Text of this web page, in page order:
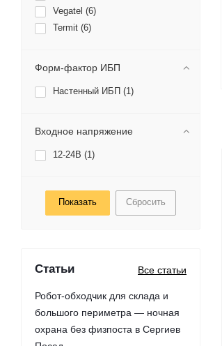
Vegatel (6)
Termit (6)
Форм-фактор ИБП
Настенный ИБП (1)
Входное напряжение
12-24В (1)
Сбросить
Статьи Все статьи
Робот-обходчик для склада и
большого периметра — ночная
охрана без физпоста в Сергиев